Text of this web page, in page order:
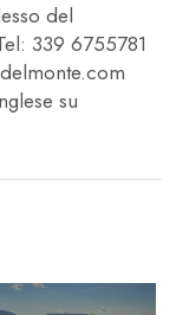
del
339 6755781
su